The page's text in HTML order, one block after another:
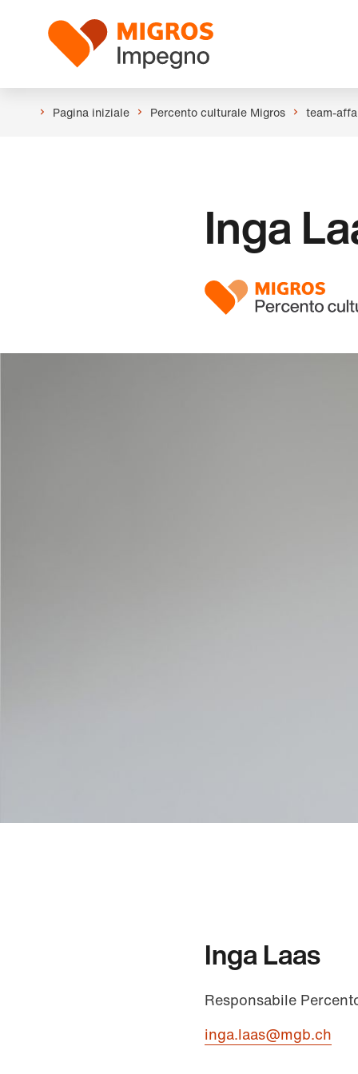
navigazione
Logo
Pagina iniziale Percento culturale Migros team-
Inga
Inga Laas
Responsabile
inga.laas@mgb.ch